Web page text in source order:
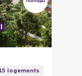
logements